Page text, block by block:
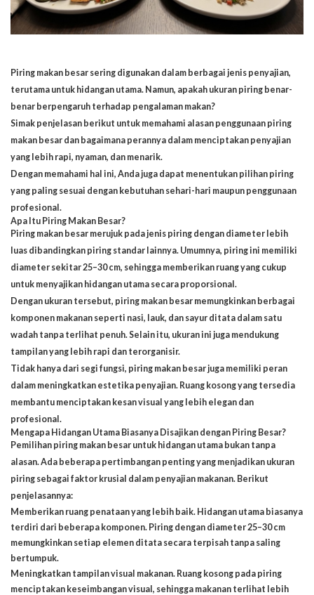
Piring makan besar sering digunakan dalam berbagai jenis penyajian,
terutama untuk hidangan utama. Namun, apakah ukuran piring benar-
benar berpengaruh terhadap pengalaman makan?
Simak penjelasan berikut untuk memahami alasan penggunaan piring
makan besar dan bagaimana perannya dalam menciptakan penyajian
yang lebih rapi, nyaman, dan menarik.
Dengan memahami hal ini, Anda juga dapat menentukan pilihan piring
yang paling sesuai dengan kebutuhan sehari-hari maupun penggunaan
profesional.
Apa Itu Piring Makan Besar?
Piring makan besar merujuk pada jenis piring dengan diameter lebih
luas dibandingkan piring standar lainnya. Umumnya, piring ini memiliki
diameter sekitar 25–30 cm, sehingga memberikan ruang yang cukup
untuk menyajikan hidangan utama secara proporsional .
Dengan ukuran tersebut, piring makan besar memungkinkan berbagai
komponen makanan seperti nasi, lauk, dan sayur ditata dalam satu
wadah tanpa terlihat penuh. Selain itu, ukuran ini juga mendukung
tampilan yang lebih rapi dan terorganisir.
Tidak hanya dari segi fungsi, piring makan besar juga memiliki peran
dalam meningkatkan estetika penyajian. Ruang kosong yang tersedia
membantu menciptakan kesan visual yang lebih elegan dan
profesional.
Mengapa Hidangan Utama Biasanya Disajikan dengan Piring Besar?
Pemilihan piring makan besar untuk hidangan utama bukan tanpa
alasan. Ada beberapa pertimbangan penting yang menjadikan ukuran
piring sebagai faktor krusial dalam penyajian makanan. Berikut
penjelasannya:
Memberikan ruang penataan yang lebih baik. Hidangan utama biasanya
terdiri dari beberapa komponen. Piring dengan diameter 25–30 cm
memungkinkan setiap elemen ditata secara terpisah tanpa saling
bertumpuk.
Meningkatkan tampilan visual makanan. Ruang kosong pada piring
menciptakan keseimbangan visual, sehingga makanan terlihat lebih